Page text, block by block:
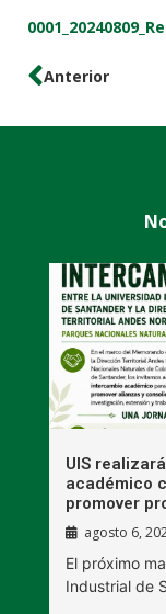
Anterior
UIS
académico
promover
agosto 6,
El próximo
Industrial de